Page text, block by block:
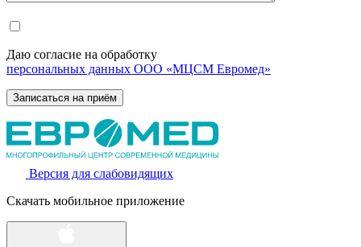
Даю согласие на обработку
персональных данных ООО «МЦСМ Евромед»
Версия для слабовидящих
Скачать мобильное приложение